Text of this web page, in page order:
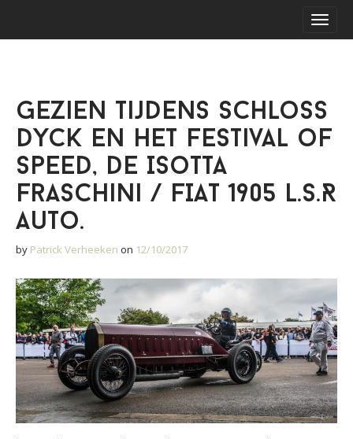
i
Gezien tijdens Schloss
Dyck en het Festival of
Speed, de Isotta
Fraschini / FIAT 1905 L.S.R
auto.
by Patrick Verheeken on 12/10/2017